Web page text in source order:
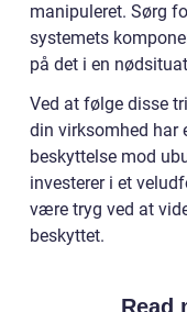
manipuleret. Sørg
systemets
på det i en
Ved at følge disse
din virksomhed har
beskyttelse mod
investerer i et
være tryg ved at
beskyttet.
Read